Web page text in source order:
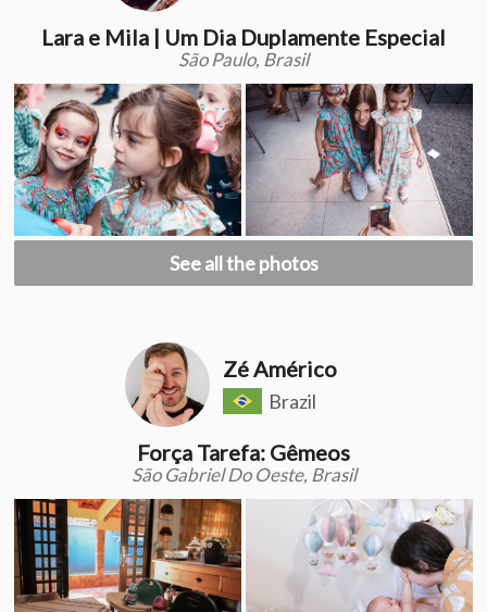
Lara e Mila | Um Dia Duplamente Especial
São Paulo, Brasil
See all the photos
Zé Américo
Brazil
Força Tarefa: Gêmeos
São Gabriel Do Oeste, Brasil